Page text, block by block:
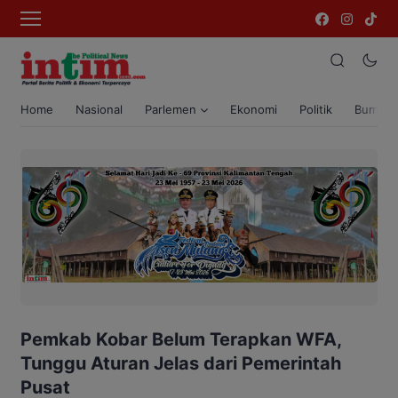
Home Nasional Parlemen Ekonomi Politik Bumi
Pemkab Kobar Belum Terapkan WFA,
Tunggu Aturan Jelas dari Pemerintah
Pusat